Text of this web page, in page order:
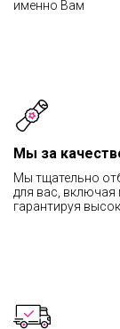
именно Вам
Мы за
Мы тщательно
для вас, включая
гарантируя